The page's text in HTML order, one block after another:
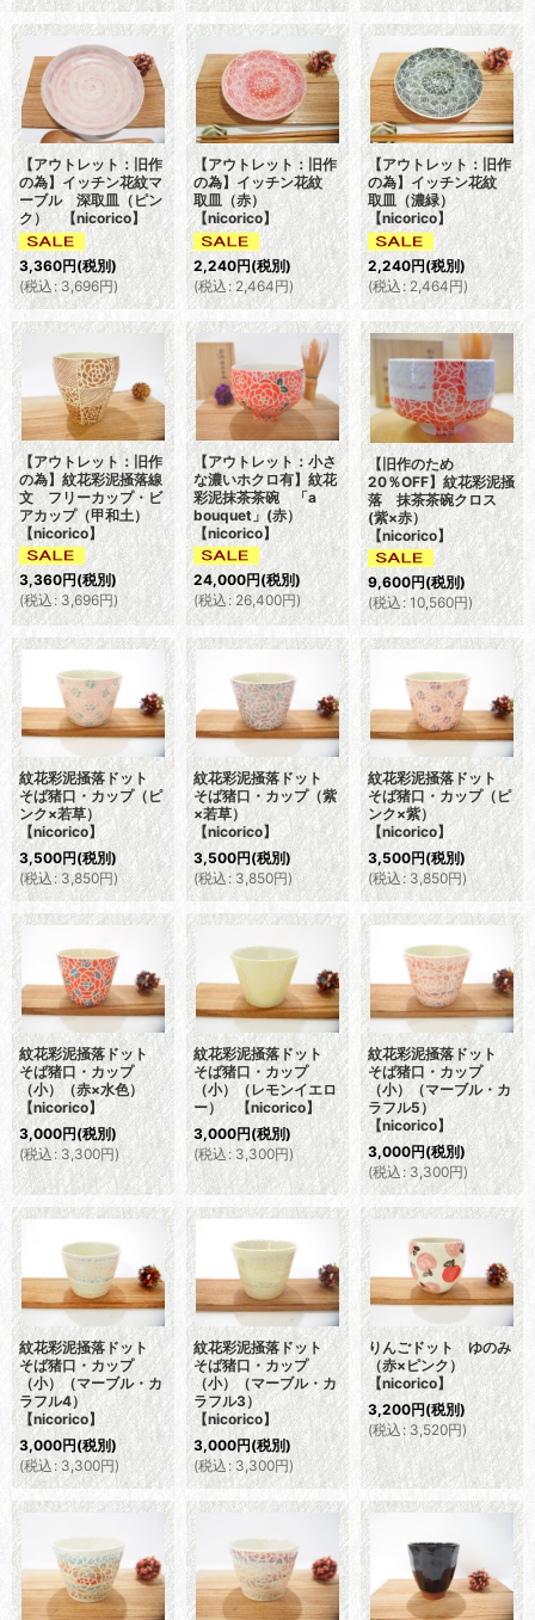
【アウトレット：旧作
の為】イッチン花紋マ
ーブル 深取皿（ピン
ク） 【nicorico】
3,360円(税別)
(税込 : 3,696円)
【アウトレット：旧作
の為】イッチン花紋
取皿（赤）
【nicorico】
2,240円(税別)
(税込 : 2,464円)
【アウトレット：旧作
の為】イッチン花紋
取皿（濃緑）
【nicorico】
2,240円(税別)
(税込 : 2,464円)
【アウトレット：旧作
の為】紋花彩泥掻落線
文 フリーカップ・ビ
アカップ（甲和土）
【nicorico】
3,360円(税別)
(税込 : 3,696円)
【アウトレット：小さ
な濃いホクロ有】紋花
彩泥抹茶茶碗 「a
bouquet」(赤）
【nicorico】
24,000円(税別)
(税込: 26,400円)
【旧作のため
20％OFF】紋花彩泥掻
落 抹茶茶碗クロス
(紫×赤）
【nicorico】
9,600円(税別)
(税込: 10,560円)
紋花彩泥掻落ドット
そば猪口・カップ（ピ
ンク×若草）
【nicorico】
3,500円(税別)
(税込: 3,850円)
紋花彩泥掻落ドット
そば猪口・カップ（紫
×若草）
【nicorico】
3,500円(税別)
(税込: 3,850円)
紋花彩泥掻落ドット
そば猪口・カップ（ピ
ンク×紫）
【nicorico】
3,500円(税別)
(税込: 3,850円)
紋花彩泥掻落ドット
そば猪口・カップ
（小）（赤×水色）
【nicorico】
3,000円(税別)
(税込 : 3,300円)
紋花彩泥掻落ドット
そば猪口・カップ
（小）（レモンイエロ
ー） 【nicorico】
3,000円(税別)
(税込: 3,300円)
紋花彩泥掻落ドット
そば猪口・カップ
（小）（マーブル・カ
ラフル5）
【nicorico】
3,000円(税別)
(税込: 3,300円)
紋花彩泥掻落ドット
そば猪口・カップ
（小）（マーブル・カ
ラフル4）
【nicorico】
3,000円(税別)
(税込 : 3,300円)
紋花彩泥掻落ドット
そば猪口・カップ
（小）（マーブル・カ
ラフル3）
【nicorico】
3,000円(税別)
(税込 : 3,300円)
りんごドット ゆのみ
（赤×ピンク）
【nicorico】
3,200円(税別)
(税込: 3,520円)